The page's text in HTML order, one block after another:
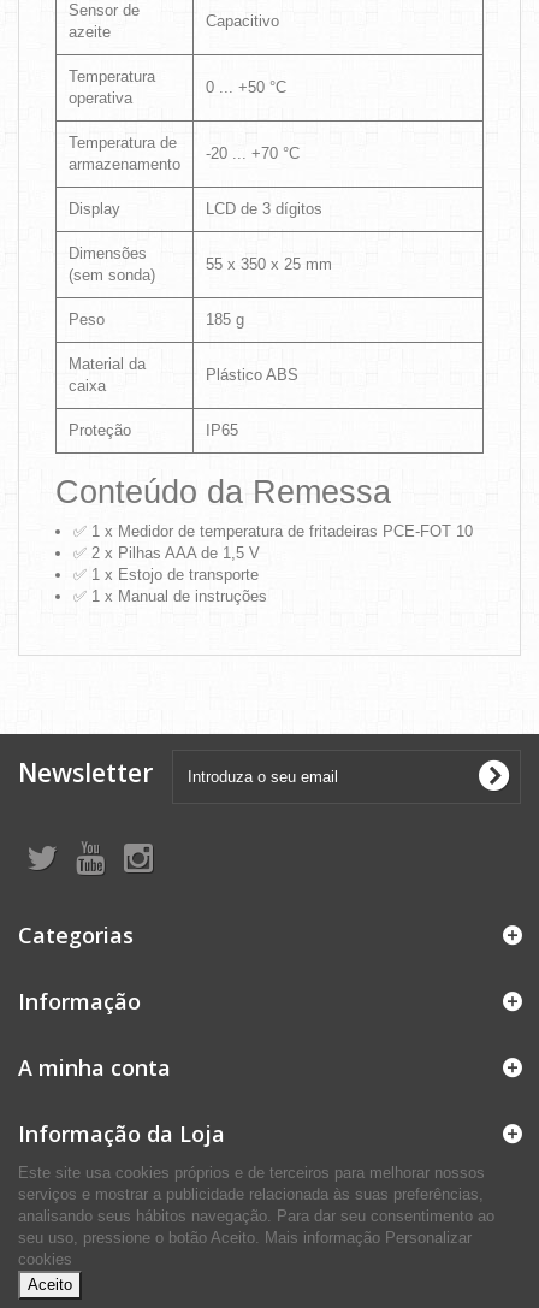
Sensor de
azeite
Capacitivo
Temperatura
operativa
0 ... +50 °C
Temperatura de
armazenamento
-20 ... +70 °C
Display LCD de 3 dígitos
Dimensões
(sem sonda)
55 x 350 x 25 mm
Peso 185 g
Material da
caixa
Plástico ABS
Proteção IP65
Conteúdo da Remessa
✅ 1 x Medidor de temperatura de fritadeiras PCE-FOT 10
✅ 2 x Pilhas AAA de 1,5 V
✅ 1 x Estojo de transporte
✅ 1 x Manual de instruções
Newsletter
Categorias
Informação
A minha conta
Informação da Loja
Este site usa cookies próprios e de terceiros para melhorar nossos
serviços e mostrar a publicidade relacionada às suas preferências,
analisando seus hábitos navegação. Para dar seu consentimento ao
seu uso, pressione o botão Aceito. Mais informação Personalizar
cookies
Aceito